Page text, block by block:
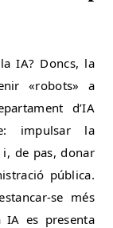
IA? Doncs, la
«robots» a
d’IA
impulsar la
de pas, donar
pública.
se més
IA es presenta